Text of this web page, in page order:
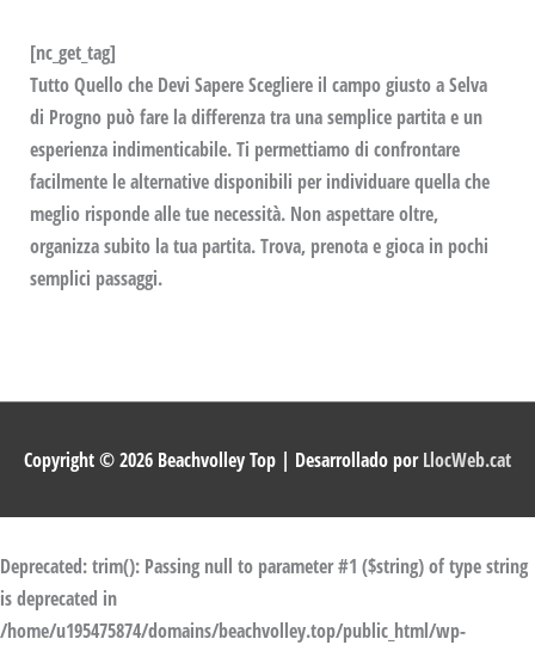
[nc_get_tag]
Tutto Quello che Devi Sapere Scegliere il campo giusto a Selva
di Progno può fare la differenza tra una semplice partita e un
esperienza indimenticabile. Ti permettiamo di confrontare
facilmente le alternative disponibili per individuare quella che
meglio risponde alle tue necessità. Non aspettare oltre,
organizza subito la tua partita. Trova, prenota e gioca in pochi
semplici passaggi.
Copyright © 2026 Beachvolley Top | Desarrollado porLlocWeb.cat
Deprecated: trim(): Passing null to parameter #1 ($string) of type string
is deprecated in
/home/u195475874/domains/beachvolley.top/public_html/wp-